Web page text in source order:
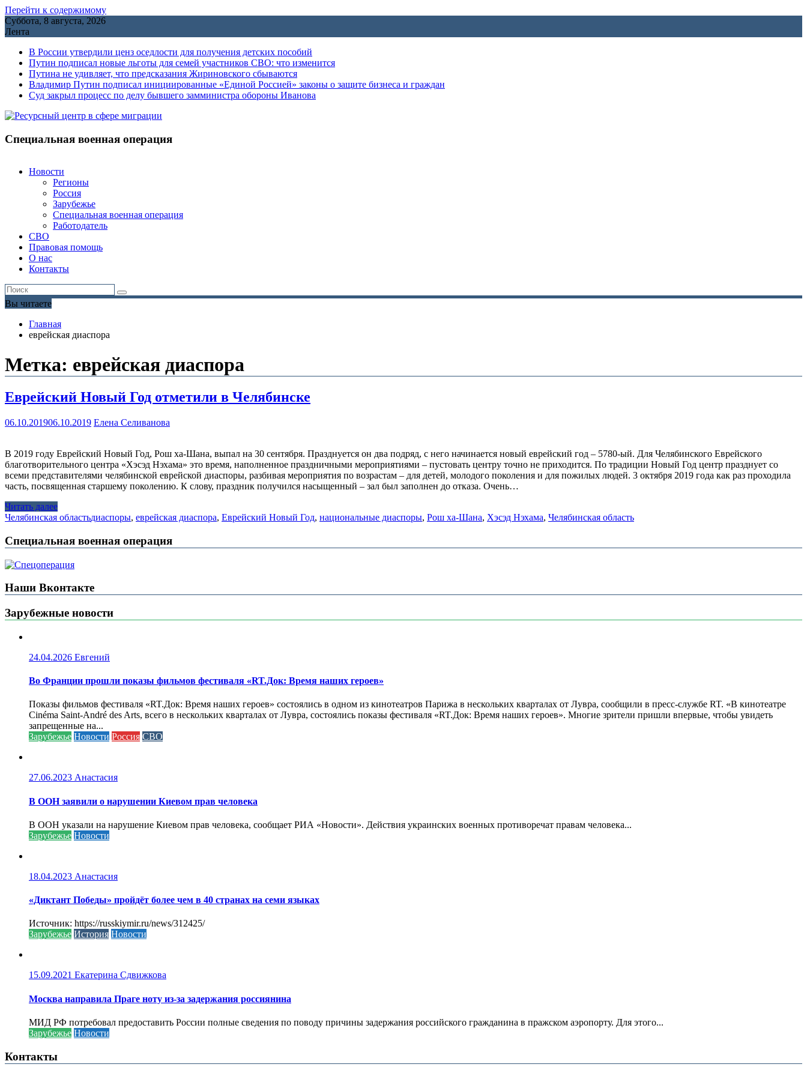
Перейти к содержимому
Суббота, 8 августа, 2026
Лента
В России утвердили ценз оседлости для получения детских пособий
Путин подписал новые льготы для семей участников СВО: что изменится
Путина не удивляет, что предсказания Жириновского сбываются
Владимир Путин подписал инициированные «Единой Россией» законы о защите бизнеса и граждан
Cуд закрыл процесс по делу бывшего замминистра обороны Иванова
Специальная военная операция
Новости
Регионы
Россия
Зарубежье
Специальная военная операция
Работодатель
СВО
Правовая помощь
О нас
Контакты
Вы читаете
Главная
еврейская диаспора
Метка: еврейская диаспора
Еврейский Новый Год отметили в Челябинске
06.10.201906.10.2019 Елена Селиванова
В 2019 году Еврейский Новый Год, Рош ха-Шана, выпал на 30 сентября. Празднуется он два подряд, с него начинается новый еврейский год – 5780-ый. Для Челябинского Еврейского
благотворительного центра «Хэсэд Нэхама» это время, наполненное праздничными мероприятиями – пустовать центру точно не приходится. По традиции Новый Год центр празднует со
всеми представителями челябинской еврейской диаспоры, разбивая мероприятия по возрастам – для детей, молодого поколения и для пожилых людей. 3 октября 2019 года как раз проходила
часть, посвященная старшему поколению. К слову, праздник получился насыщенный – зал был заполнен до отказа. Очень…
Читать далее
Челябинская областьдиаспоры, еврейская диаспора, Еврейский Новый Год, национальные диаспоры, Рош ха-Шана, Хэсэд Нэхама, Челябинская область
Специальная военная операция
Наши Вконтакте
Зарубежные новости
24.04.2026 Евгений
Во Франции прошли показы фильмов фестиваля «RT.Док: Время наших героев»
Показы фильмов фестиваля «RT.Док: Время наших героев» состоялись в одном из кинотеатров Парижа в нескольких кварталах от Лувра, сообщили в пресс-службе RT. «В кинотеатре
Cinéma Saint-André des Arts, всего в нескольких кварталах от Лувра, состоялись показы фестиваля «RT.Док: Время наших героев». Многие зрители пришли впервые, чтобы увидеть
запрещенные на...
Зарубежье Новости Россия СВО
27.06.2023 Анастасия
В ООН заявили о нарушении Киевом прав человека
В ООН указали на нарушение Киевом прав человека, сообщает РИА «Новости». Действия украинских военных противоречат правам человека...
Зарубежье Новости
18.04.2023 Анастасия
«Диктант Победы» пройдёт более чем в 40 странах на семи языках
Источник: https://russkiymir.ru/news/312425/
Зарубежье История Новости
15.09.2021 Екатерина Сдвижкова
Москва направила Праге ноту из-за задержания россиянина
МИД РФ потребовал предоставить России полные сведения по поводу причины задержания российского гражданина в пражском аэропорту. Для этого...
Зарубежье Новости
Контакты